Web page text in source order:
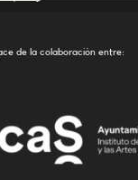
de la colaboración entre: